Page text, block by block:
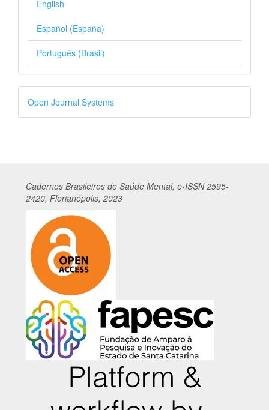
English
Español (España)
Português (Brasil)
Desenvolvido
por
Open Journal Systems
Cadernos Brasileiros de Saúde Mental, e-ISSN 2595-
2420, Florianópolis, 2023